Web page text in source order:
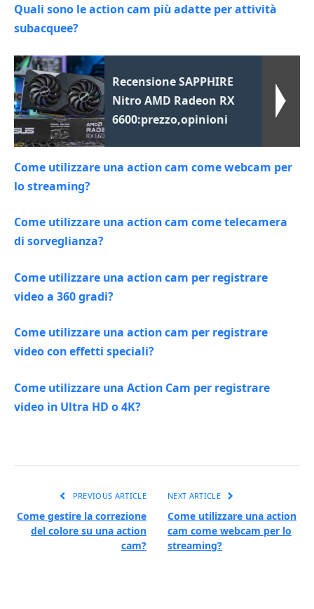
Quali sono le action cam più adatte per attività
subacquee?
Recensione SAPPHIRE
Nitro AMD Radeon RX
6600:prezzo,opinioni
Come utilizzare una action cam come webcam per
lo streaming?
Come utilizzare una action cam come telecamera
di sorveglianza?
Come utilizzare una action cam per registrare
video a 360 gradi?
Come utilizzare una action cam per registrare
video con effetti speciali?
Come utilizzare una Action Cam per registrare
video in Ultra HD o 4K?
PREVIOUS ARTICLE
Come gestire la correzione
del colore su una action
cam?
NEXT ARTICLE
Come utilizzare una action
cam come webcam per lo
streaming?